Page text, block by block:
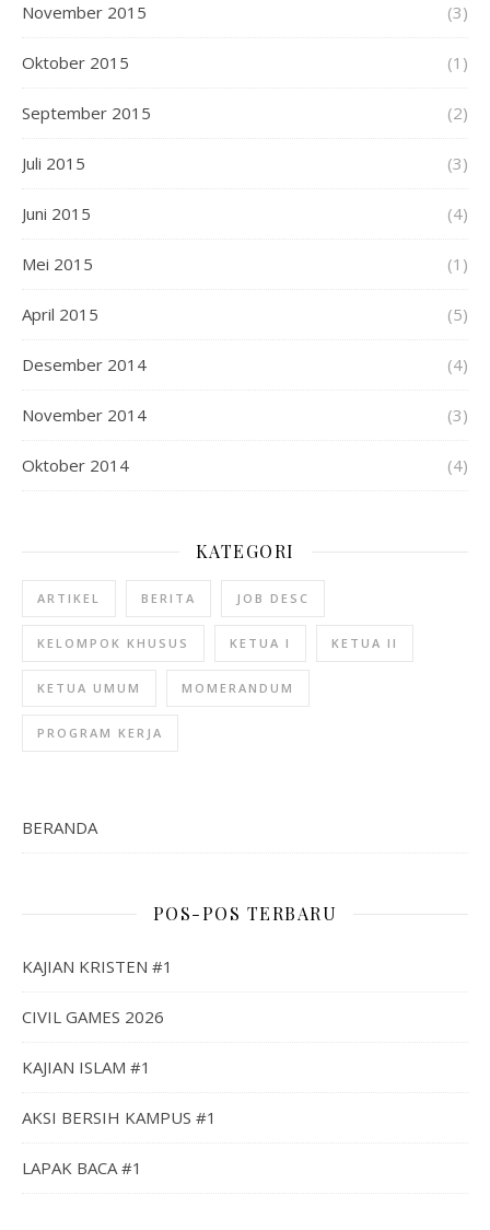
November 2015 (3)
Oktober 2015 (1)
September 2015 (2)
Juli 2015 (3)
Juni 2015 (4)
Mei 2015 (1)
April 2015 (5)
Desember 2014 (4)
November 2014 (3)
Oktober 2014 (4)
KATEGORI
ARTIKEL BERITA JOB DESC
KELOMPOK KHUSUS KETUA I KETUA II
KETUA UMUM MOMERANDUM
PROGRAM KERJA
BERANDA
POS-POS TERBARU
KAJIAN KRISTEN #1
CIVIL GAMES 2026
KAJIAN ISLAM #1
AKSI BERSIH KAMPUS #1
LAPAK BACA #1